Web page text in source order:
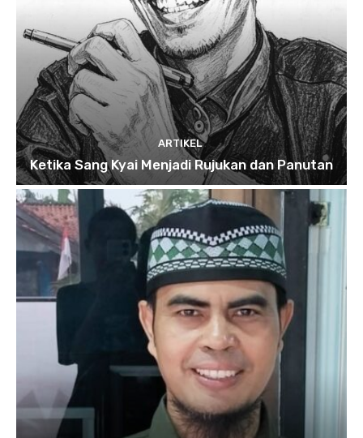
ARTIKEL
Ketika Sang Kyai Menjadi Rujukan dan Panutan